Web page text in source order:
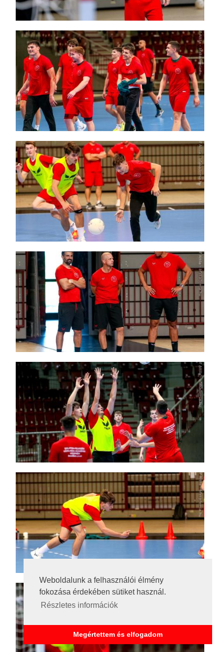
Weboldalunk a felhasználói élmény
fokozása érdekében sütiket használ.
Részletes információk
Megértettem és elfogadom